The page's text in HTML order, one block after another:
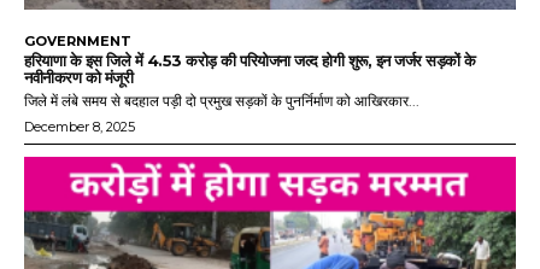
GOVERNMENT
हरियाणा के इस जिले में 4.53 करोड़ की परियोजना जल्द होगी शुरू, इन जर्जर सड़कों के
नवीनीकरण को मंजूरी
जिले में लंबे समय से बदहाल पड़ी दो प्रमुख सड़कों के पुनर्निर्माण को आखिरकार...
December 8, 2025